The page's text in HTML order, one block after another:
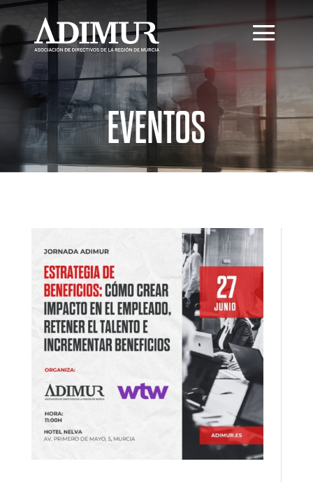
EVENTOS